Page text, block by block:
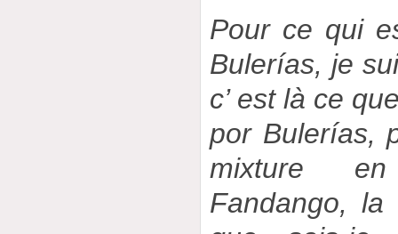
Pour ce qui
Bulerías, je
c’ est là ce
por Bulerías,
mixture
Fandango, la